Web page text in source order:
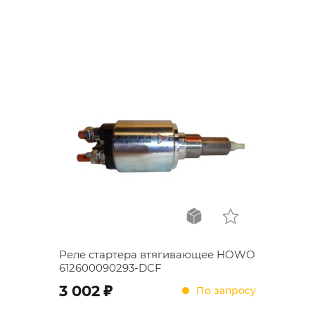
Реле стартера втягивающее HOWO
612600090293-DCF
3 002 ; По запросу